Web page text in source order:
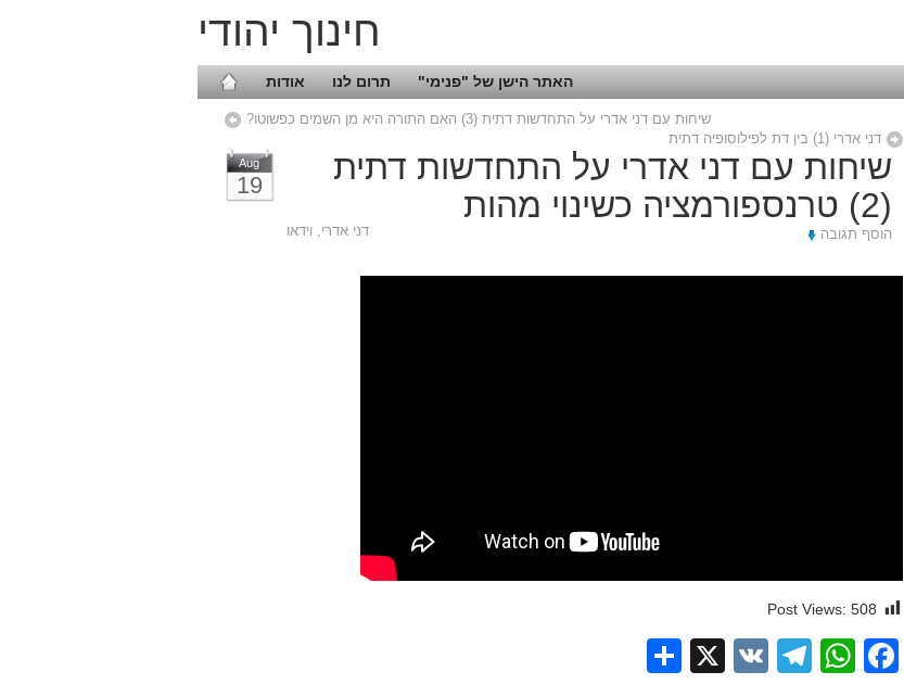
חינוך יהודי
אודות תרום לנו האתר הישן של "פנימי"
שיחות עם דני אדרי על התחדשות דתית (3) האם התורה היא מן השמים כפשוטו?
דני אדרי (1) בין דת לפילוסופיה דתית
Aug
19
שיחות עם דני אדרי על התחדשות דתית
(2) טרנספורמציה כשינוי מהות
דני אדרי, וידאו הוסף תגובה
Post Views: 508
Facebook
WhatsApp
Telegram
VK
X